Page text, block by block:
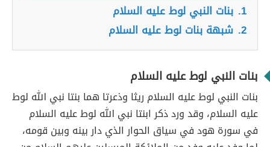
1. بنات النبي لوط عليه السلام
2. شبهة بنات لوط عليه السلام
بنات النبي لوط عليه السلام
بنات النبي لوط عليه السلام ريثا وذعرتا هما بنتا نبي الله لوط
عليه السلام، وقد ورد ذكر ابنتا نبي الله لوط عليه السلام
في سورة هود في سياق الحوار الذي دار بينه وبين قومه،